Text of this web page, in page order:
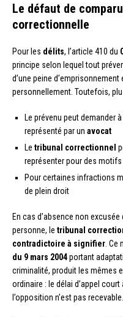
Le défaut de
correctionnelle
Pour les délits, l’article 410 du
principe selon lequel tout
d’une peine
personnellement. Toutefois,
Le prévenu peut demander
représenté par un avocat
Le tribunal correctionnel
représenter pour des motifs
Pour certaines infractions
de plein droit
En cas d’absence non
personne, le tribunal
contradictoire à signifier .
du 9 mars 2004portant
criminalité, produit les mêmes
ordinaire : le délai d’appel
l’opposition n’est pas recevable.